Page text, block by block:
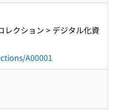
レクション > デジタル化資
A00001